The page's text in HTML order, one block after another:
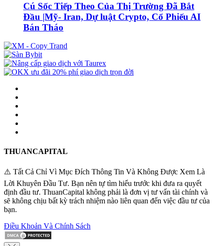
Cú Sốc Tiếp Theo Của Thị Trường Đã Bắt
Đầu |Mỹ- Iran, Dự luật Crypto, Cổ Phiếu AI
Bán Tháo
THUANCAPITAL
⚠️ Tất Cả Chỉ Vì Mục Đích Thông Tin Và Không Được Xem Là
Lời Khuyên Đầu Tư. Bạn nên tự tìm hiểu trước khi đưa ra quyết
định đầu tư. ThuanCapital không phải là đơn vị tư vấn tài chính và
sẽ không chịu bất kỳ trách nhiệm nào liên quan đến việc đầu tư của
bạn.
Điều Khoản Và Chính Sách